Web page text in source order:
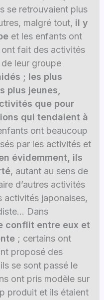
se retrouvaient plus
malgré tout, il y
et les enfants ont
fait des activités
leur groupe
; les plus
plus jeunes,
que pour
qui tendaient à
ont beaucoup
par les activités et
évidemment, ils
, autant au sens de
d’autres activités
activités japonaises,
Dans
conflit entre eux et
; certains ont
proposé des
se sont passé le
ont pris modèle sur
produit et ils étaient